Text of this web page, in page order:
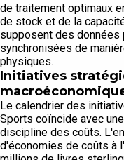
de traitement optimaux
de stock et de la
supposent des
synchronisées de
physiques.
Initiatives
Le calendrier des
Sports coïncide avec
discipline des coûts.
d'économies de coûts à